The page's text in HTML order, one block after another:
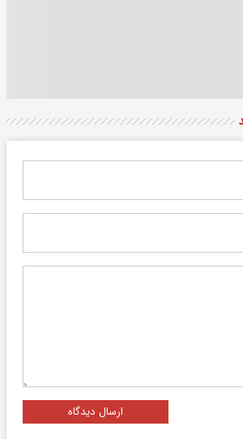
ارسال دیدگاه